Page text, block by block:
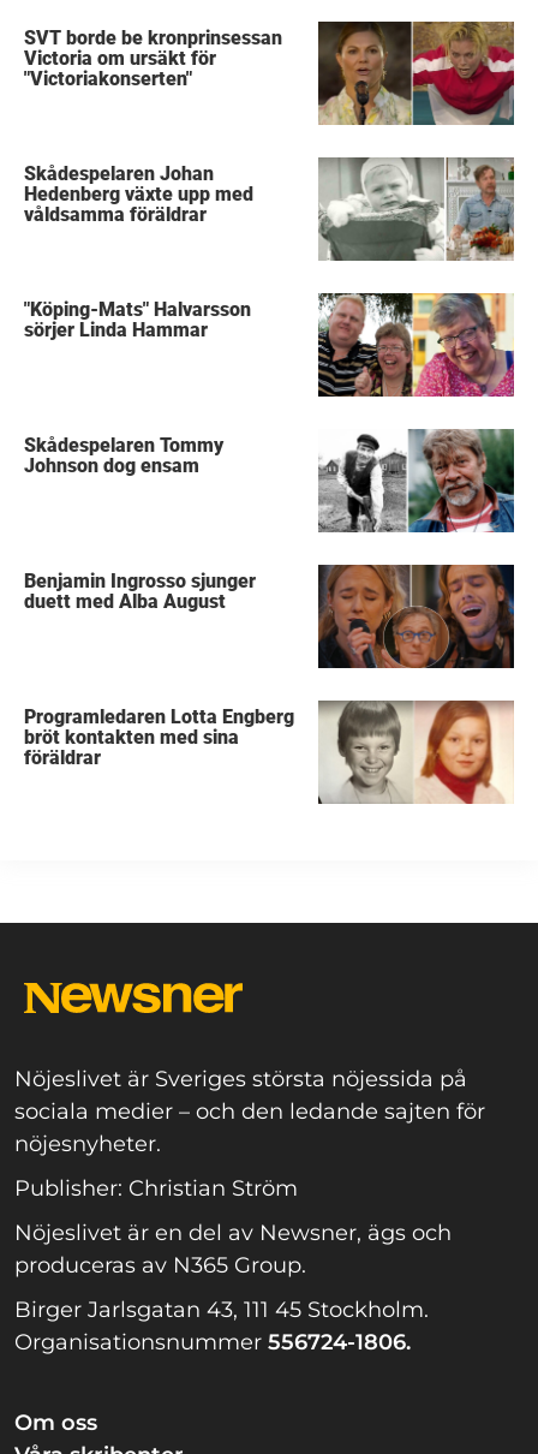
SVT borde be kronprinsessan
Victoria om ursäkt för
"Victoriakonserten"
Skådespelaren Johan
Hedenberg växte upp med
våldsamma föräldrar
"Köping-Mats" Halvarsson
sörjer Linda Hammar
Skådespelaren Tommy
Johnson dog ensam
Benjamin Ingrosso sjunger
duett med Alba August
Programledaren Lotta Engberg
bröt kontakten med sina
föräldrar
Nöjeslivet är Sveriges största nöjessida på
sociala medier – och den ledande sajten för
nöjesnyheter.
Publisher: Christian Ström
Nöjeslivet är en del av Newsner, ägs och
produceras av N365 Group.
Birger Jarlsgatan 43, 111 45 Stockholm.
Organisationsnummer 556724-1806.
Om oss